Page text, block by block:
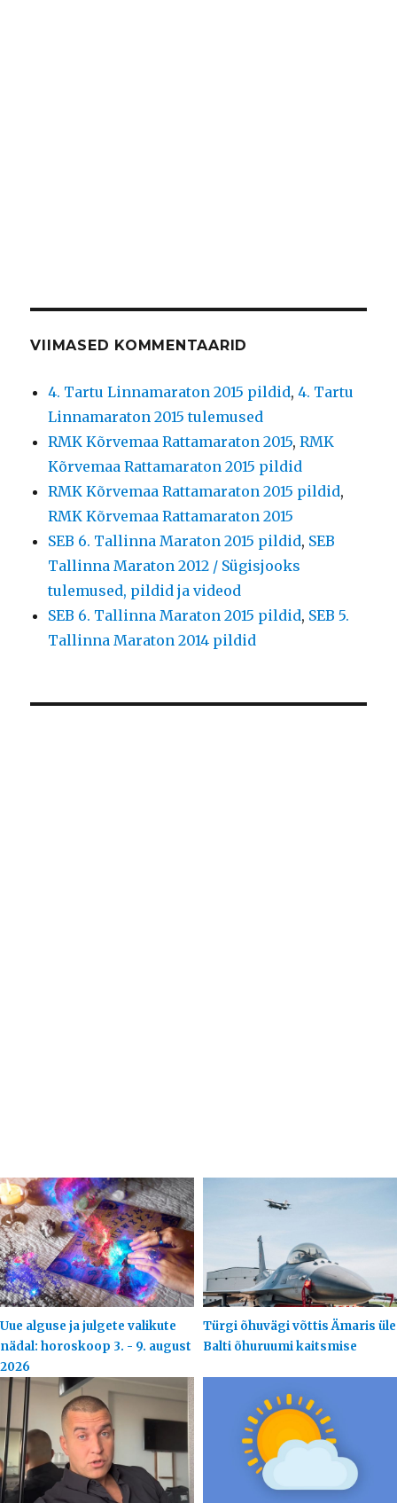
VIIMASED KOMMENTAARID
4. Tartu Linnamaraton 2015 pildid,4. Tartu
Linnamaraton 2015 tulemused
RMK Kõrvemaa Rattamaraton 2015,RMK
Kõrvemaa Rattamaraton 2015 pildid
RMK Kõrvemaa Rattamaraton 2015 pildid,
RMK Kõrvemaa Rattamaraton 2015
SEB 6. Tallinna Maraton 2015 pildid, SEB
Tallinna Maraton 2012 / Sügisjooks
tulemused, pildid ja videod
SEB 6. Tallinna Maraton 2015 pildid, SEB 5.
Tallinna Maraton 2014 pildid
Uue alguse ja julgete valikute
nädal: horoskoop 3. - 9. august
2026
Türgi õhuvägi võttis Ämaris üle
Balti õhuruumi kaitsmise